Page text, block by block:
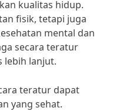
kualitas hidup.
fisik, tetapi juga
mental dan
secara teratur
lebih lanjut.
teratur dapat
yang sehat.